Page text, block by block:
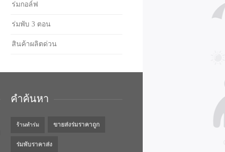
ร่มกอล์ฟ
ร่มพับ 3 ตอน
สินค้าผลิตด่วน
คำค้นหา
ร้านทำร่ม ขายส่งร่มราคาถูก
ร่มพับราคาส่ง